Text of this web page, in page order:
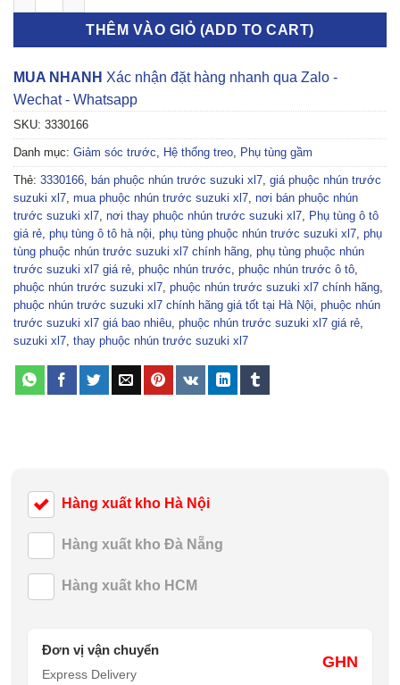
THÊM VÀO GIỎ (ADD TO CART)
MUA NHANH Xác nhận đặt hàng nhanh qua Zalo -
Wechat - Whatsapp
SKU: 3330166
Danh mục: Giảm sóc trước Hệ thống treo Phụ tùng gầm
Thẻ: 3330166 bán phuộc nhún trước suzuki xl7 giá phuộc nhún trước
suzuki xl7 mua phuộc nhún trước suzuki xl7 nơi bán phuộc nhún
trước suzuki xl7 nơi thay phuộc nhún trước suzuki xl7 Phụ tùng ô tô
giá rẻ phụ tùng ô tô hà nội phụ tùng phuộc nhún trước suzuki xl7 phụ
tùng phuộc nhún trước suzuki xl7 chính hãng phụ tùng phuộc nhún
trước suzuki xl7 giá rẻ phuộc nhún trước phuộc nhún trước ô tô
phuộc nhún trước suzuki xl7 phuộc nhún trước suzuki xl7 chính hãng
phuộc nhún trước suzuki xl7 chính hãng giá tốt tại Hà Nội phuộc nhún
trước suzuki xl7 giá bao nhiêu phuộc nhún trước suzuki xl7 giá rẻ
suzuki xl7 thay phuộc nhún trước suzuki xl7
Hàng xuất kho Hà Nội
Hàng xuất kho Đà Nẵng
Hàng xuất kho HCM
Đơn vị vận chuyển
Express Delivery
GHN